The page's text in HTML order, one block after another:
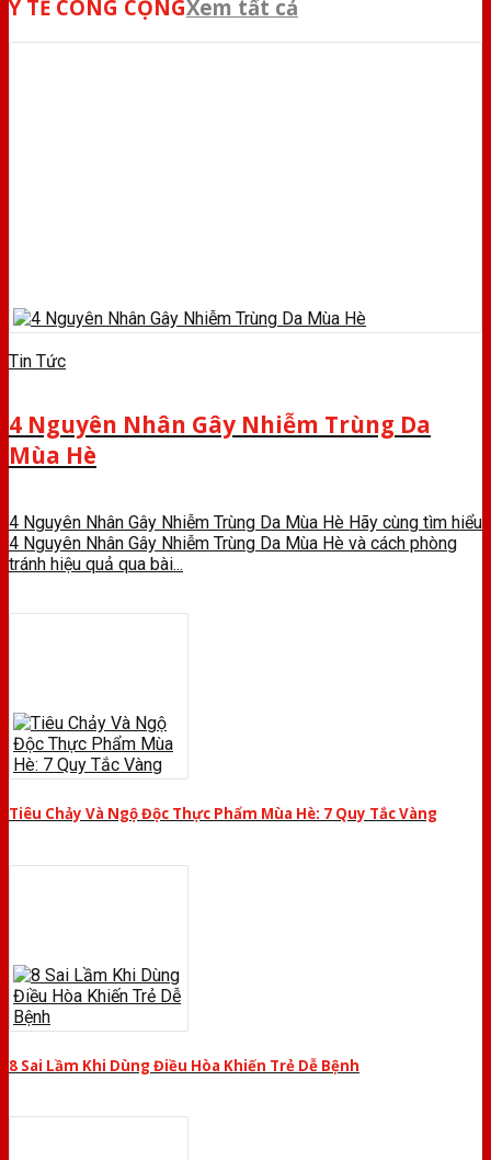
Y TẾ CÔNG CỘNGXem tất cả
Tin Tức
4 Nguyên Nhân Gây Nhiễm Trùng Da
Mùa Hè
4 Nguyên Nhân Gây Nhiễm Trùng Da Mùa Hè Hãy cùng tìm hiểu
4 Nguyên Nhân Gây Nhiễm Trùng Da Mùa Hè và cách phòng
tránh hiệu quả qua bài...
Tiêu Chảy Và Ngộ Độc Thực Phẩm Mùa Hè: 7 Quy Tắc Vàng
8 Sai Lầm Khi Dùng Điều Hòa Khiến Trẻ Dễ Bệnh